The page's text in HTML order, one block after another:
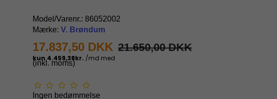
Model/Varenr.: 86052002
Mærke: V. Brøndum
17.837,50 DKK 21.650,00 DKK
(inkl. moms)
Ingen bedømmelse